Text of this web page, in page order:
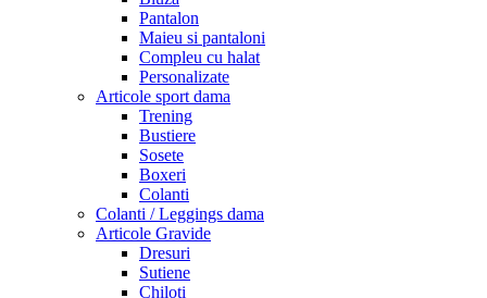
Pantalon
Maieu si pantaloni
Compleu cu halat
Personalizate
Articole sport dama
Trening
Bustiere
Sosete
Boxeri
Colanti
Colanti / Leggings dama
Articole Gravide
Dresuri
Sutiene
Chiloti